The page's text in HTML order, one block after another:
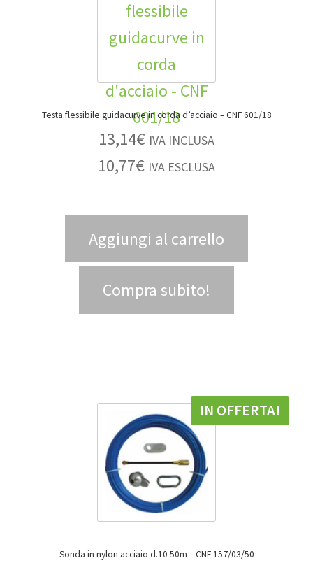
Testa flessibile guidacurve in corda d’acciaio – CNF 601/18
13,14€ IVA INCLUSA
10,77€ IVA ESCLUSA
Aggiungi al carrello
Compra subito!
Sonda in nylon acciaio d.10 50m – CNF 157/03/50
IN OFFERTA!